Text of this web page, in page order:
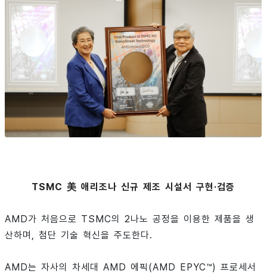
TSMC 美 애리조나 신규 제조 시설서 구현·검증
AMD가 처음으로 TSMC의 2나노 공정을 이용한 제품을 생
산하며, 첨단 기술 혁신을 주도한다.
AMD는 자사의 차세대 AMD 에픽(AMD EPYC™) 프로세서